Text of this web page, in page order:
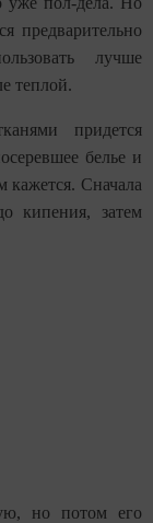
предварительно
лучше
теплой.
придется
белье и
кажется. Сначала
кипения, затем
но потом его